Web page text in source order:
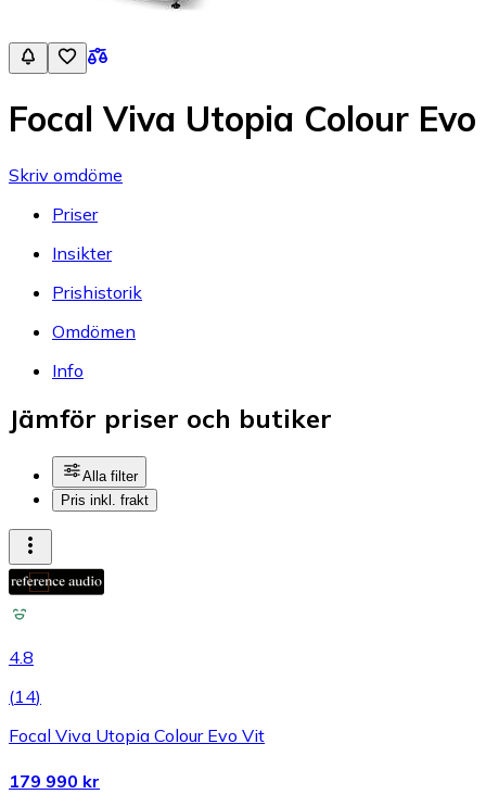
Focal Viva Utopia Colour Evo
Skriv omdöme
Priser
Insikter
Prishistorik
Omdömen
Info
Jämför priser och butiker
Alla filter
Pris inkl. frakt
4.8
(14)
Focal Viva Utopia Colour Evo Vit
179 990 kr